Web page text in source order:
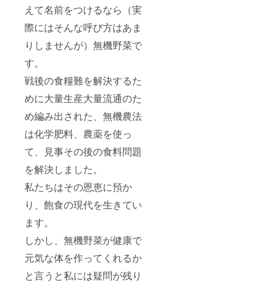
えて名前をつけるなら（実
際にはそんな呼び方はあま
りしませんが）無機野菜で
す。
戦後の食糧難を解決するた
めに大量生産大量流通のた
め編み出された、無機農法
は化学肥料、農薬を使っ
て、見事その後の食料問題
を解決しました。
私たちはその恩恵に預か
り、飽食の現代を生きてい
ます。
しかし、無機野菜が健康で
元気な体を作ってくれるか
と言うと私には疑問が残り